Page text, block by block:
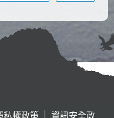
私權政策
資訊安全政